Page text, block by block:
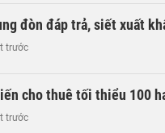
đòn đáp trả, siết xuất
trước
cho thuê tối thiểu 100
trước